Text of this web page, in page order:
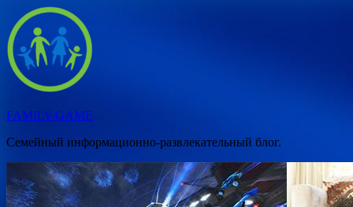
Перейти
содержимому
FAMILY-GAME
Семейный информационно-развлекательный блог.